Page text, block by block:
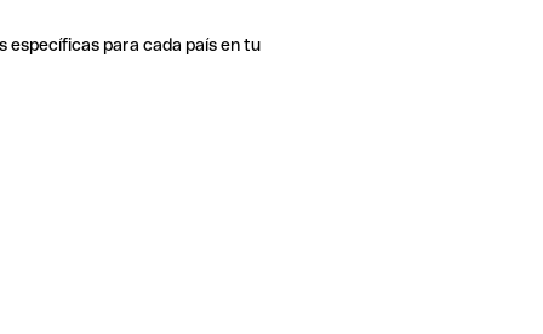
específicas para cada país en tu